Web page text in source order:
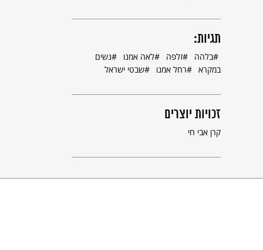
תגיות:
בלהה זלפה לאה אמנו
נשים
במקרא
רחל אמנו שבטי ישראל
זכויות יוצרים
קרן אבי חי